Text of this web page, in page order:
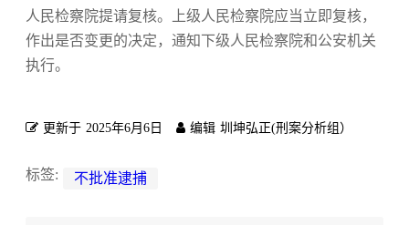
人民检察院提请复核。上级人民检察院应当立即复核，
作出是否变更的决定，通知下级人民检察院和公安机关
执行。
更新于 2025年6月6日 编辑 圳坤弘正(刑案分析组）
标签: 不批准逮捕